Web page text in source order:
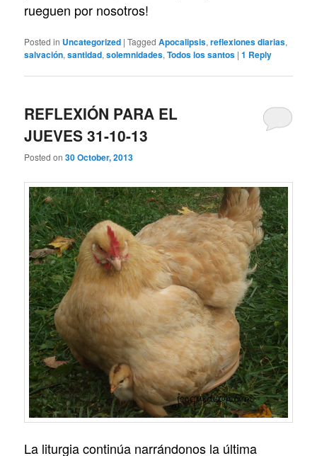
rueguen por nosotros!
Posted in Uncategorized |Tagged Apocalipsis,reflexiones diarias,
salvación,santidad,solemnidades,Todos los santos |1 Reply
REFLEXIÓN PARA EL
JUEVES 31-10-13
Posted on30 October, 2013
La liturgia continúa narrándonos la última